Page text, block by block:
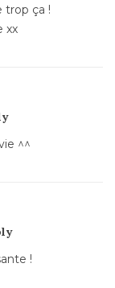
trop ça !
xx
^^
!